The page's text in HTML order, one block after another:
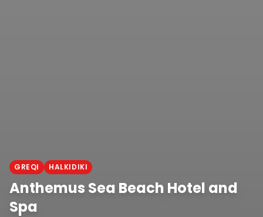
GREQI HALKIDIKI
Anthemus Sea Beach Hotel and
Spa